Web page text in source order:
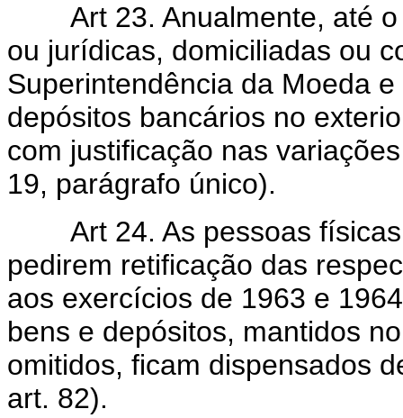
Art 23. Anualmente, até o
ou jurídicas, domiciliadas ou
Superintendência da Moeda
depósitos bancários no
com justificação nas
19, parágrafo único).
Art 24. As pessoas físicas
pedirem retificação das
aos exercícios de 1963 e
bens e depósitos, mantidos
omitidos, ficam dispensados
art. 82).